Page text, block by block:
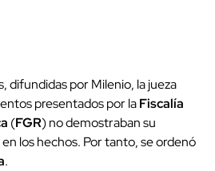
difundidas por Milenio, la jueza
presentados por laFiscalía
(FGR) no demostraban su
en los hechos. Por tanto, se ordenó
.